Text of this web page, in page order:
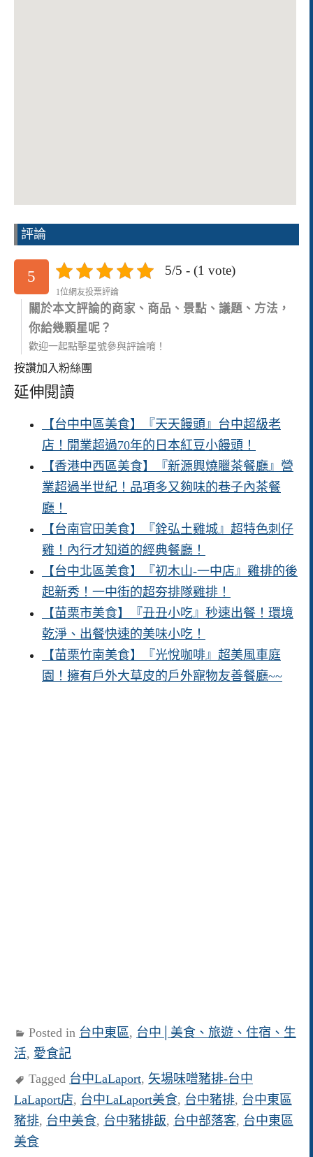
評論
5 5/5 - (1 vote)
1位網友投票評論
關於本文評論的商家、商品、景點、議題、方法，
你給幾顆星呢？
歡迎一起點擊星號參與評論唷！
按讚加入粉絲團
延伸閱讀
【台中中區美食】『天天饅頭』台中超級老
店！開業超過70年的日本紅豆小饅頭！
【香港中西區美食】『新源興燒臘茶餐廳』營
業超過半世紀！品項多又夠味的巷子內茶餐
廳！
【台南官田美食】『銓弘土雞城』超特色刺仔
雞！內行才知道的經典餐廳！
【台中北區美食】『初木山-一中店』雞排的後
起新秀！一中街的超夯排隊雞排！
【苗栗市美食】『丑丑小吃』秒速出餐！環境
乾淨、出餐快速的美味小吃！
【苗栗竹南美食】『光悅咖啡』超美風車庭
園！擁有戶外大草皮的戶外寵物友善餐廳~~
Posted in 台中東區, 台中│美食、旅遊、住宿、生
活, 愛食記
Tagged 台中LaLaport, 矢場味噌豬排-台中
LaLaport店, 台中LaLaport美食, 台中豬排, 台中東區
豬排, 台中美食, 台中豬排飯, 台中部落客, 台中東區
美食